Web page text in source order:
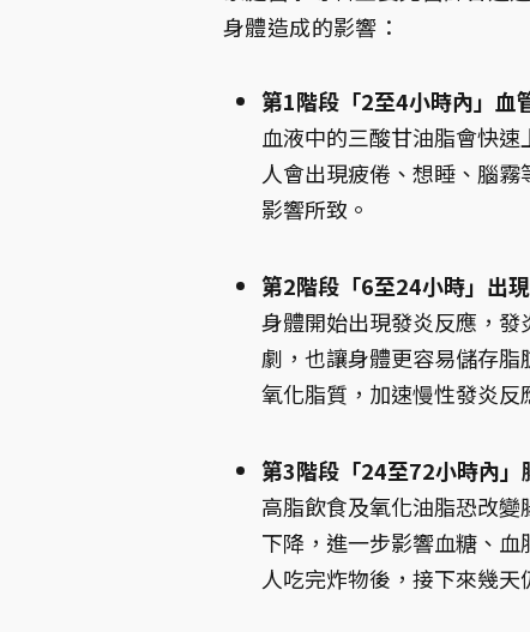
身體造成的影響：
第1階段「2至4小時內」血
血液中的三酸甘油脂會快
人會出現疲倦、想睡、腦
影響所致。
第2階段「6至24小時」出
身體開始出現發炎反應，
劇，也讓身體更容易儲存
氧化脂質，加速慢性發炎反
第3階段「24至72小時內」
高脂飲食及氧化油脂恐改
下降，進一步影響血糖、
人吃完炸物後，接下來幾